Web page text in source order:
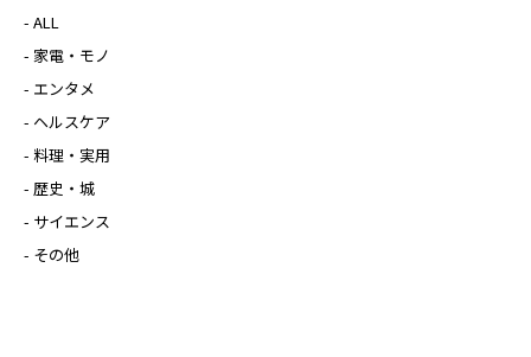
- ALL
- 家電・モノ
- エンタメ
- ヘルスケア
- 料理・実用
- 歴史・城
- サイエンス
- その他